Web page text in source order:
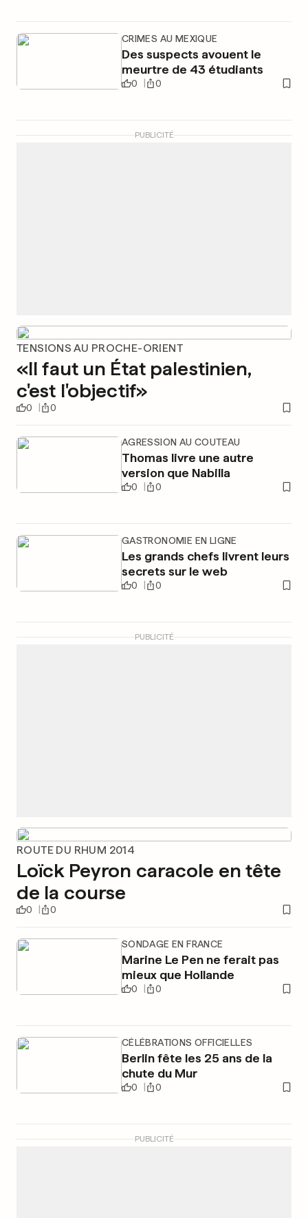
CRIMES AU MEXIQUE
Des suspects avouent le
meurtre de 43 étudiants
0 0
PUBLICITÉ
TENSIONS AU PROCHE-ORIENT
«Il faut un État palestinien,
c'est l'objectif»
0 0
AGRESSION AU COUTEAU
Thomas livre une autre
version que Nabilla
0 0
GASTRONOMIE EN LIGNE
Les grands chefs livrent leurs
secrets sur le web
0 0
PUBLICITÉ
ROUTE DU RHUM 2014
Loïck Peyron caracole en tête
de la course
0 0
SONDAGE EN FRANCE
Marine Le Pen ne ferait pas
mieux que Hollande
0 0
CÉLÉBRATIONS OFFICIELLES
Berlin fête les 25 ans de la
chute du Mur
0 0
PUBLICITÉ